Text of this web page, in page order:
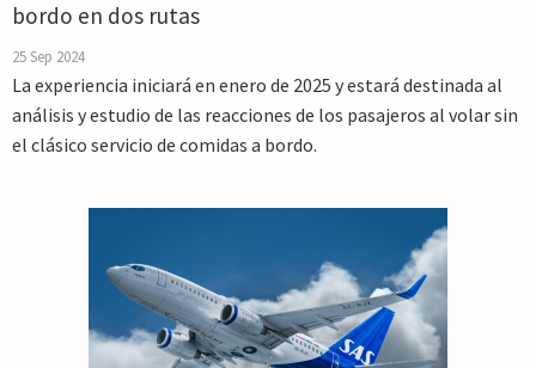
bordo en dos rutas
25 Sep 2024
La experiencia iniciará en enero de 2025 y estará destinada al
análisis y estudio de las reacciones de los pasajeros al volar sin
el clásico servicio de comidas a bordo.